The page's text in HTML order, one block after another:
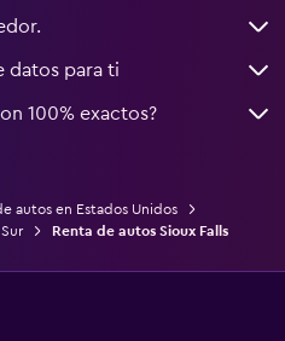
datos para ti
100% exactos?
autos en Estados Unidos
Renta de autos Sioux Falls